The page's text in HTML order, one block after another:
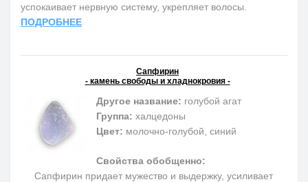
успокаивает нервную систему, укрепляет волосы.
ПОДРОБНЕЕ
Сапфирин
- камень свободы и хладнокровия -
Другое название: голубой агат
Группа: халцедоны
Цвет: молочно-голубой, синий
Свойства обобщенно:
Сапфирин придает мужество и выдержку, усиливает